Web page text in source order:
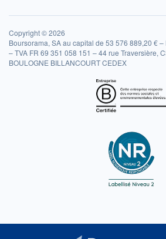
Copyright © 2026
Boursorama, SA au capital de 53 576 889,20 €
– TVA FR 69 351 058 151 – 44 rue Traversière,
BOULOGNE BILLANCOURT CEDEX